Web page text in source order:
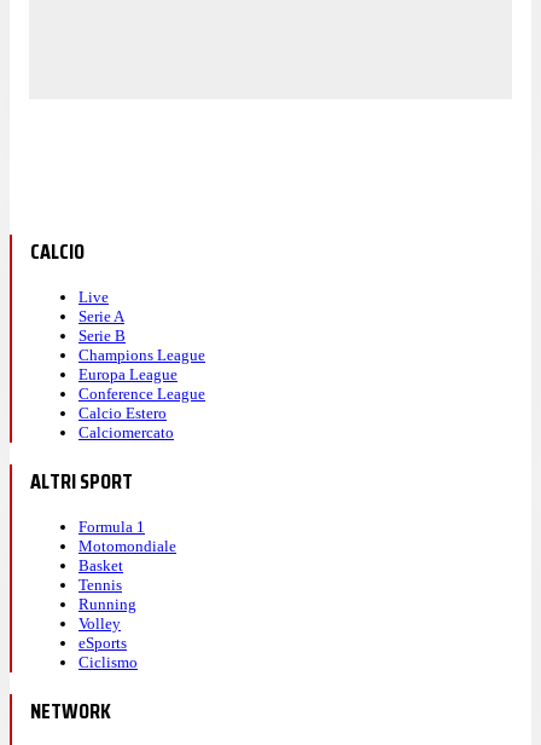
CALCIO
Live
Serie A
Serie B
Champions League
Europa League
Conference League
Calcio Estero
Calciomercato
ALTRI SPORT
Formula 1
Motomondiale
Basket
Tennis
Running
Volley
eSports
Ciclismo
NETWORK